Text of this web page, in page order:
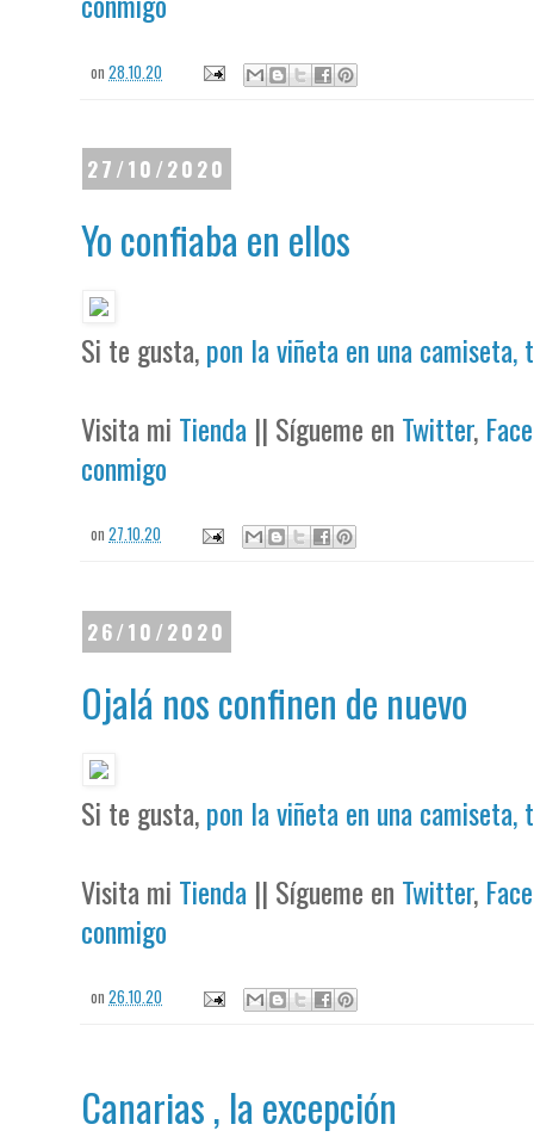
on28.10.20
27/10/2020
Yo confiaba en ellos
Si te gusta,pon la viñeta en una camiseta,
Visita mi Tienda || Sígueme en Twitter,
conmigo
on27.10.20
26/10/2020
Ojalá nos confinen de nuevo
Si te gusta,pon la viñeta en una camiseta,
Visita mi Tienda || Sígueme en Twitter,
conmigo
on26.10.20
Canarias , la excepción